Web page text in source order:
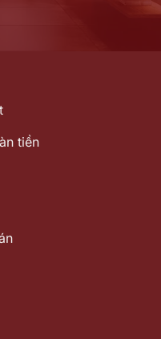
tiền